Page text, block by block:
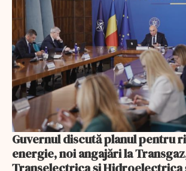
Guvernul discută planul pentru
energie, noi angajări la